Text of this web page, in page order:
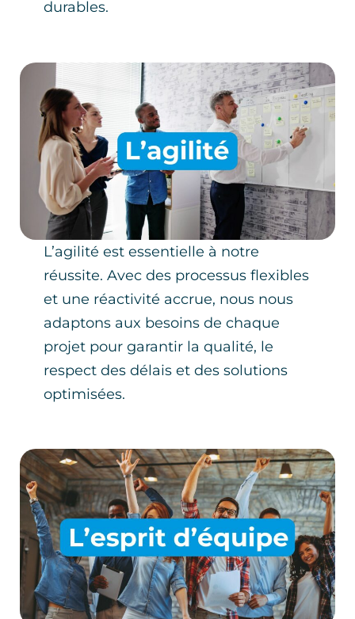
durables.
L’agilité est essentielle à notre
réussite. Avec des processus flexibles
et une réactivité accrue, nous nous
adaptons aux besoins de chaque
projet pour garantir la qualité, le
respect des délais et des solutions
optimisées.